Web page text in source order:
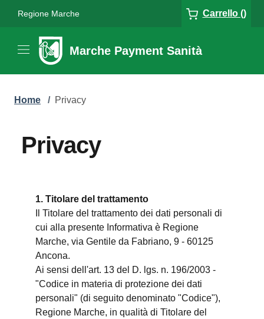
Regione Marche Carrello ()
Marche Payment Sanità
Home / Privacy
Privacy
1. Titolare del trattamento
Il Titolare del trattamento dei dati personali di
cui alla presente Informativa è Regione
Marche, via Gentile da Fabriano, 9 - 60125
Ancona.
Ai sensi dell'art. 13 del D. lgs. n. 196/2003 -
"Codice in materia di protezione dei dati
personali" (di seguito denominato "Codice"),
Regione Marche, in qualità di Titolare del